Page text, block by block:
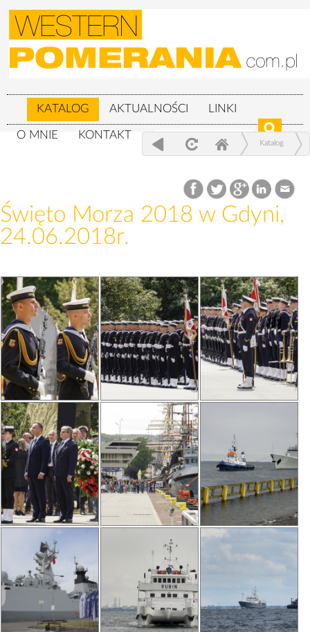
KATALOG AKTUALNOŚCI LINKI
O MNIE KONTAKT
Katalog
Święto Morza 2018 w Gdyni, 24.06.2018r.
Święto Morza 2018 w Gdyni,
24.06.2018r.